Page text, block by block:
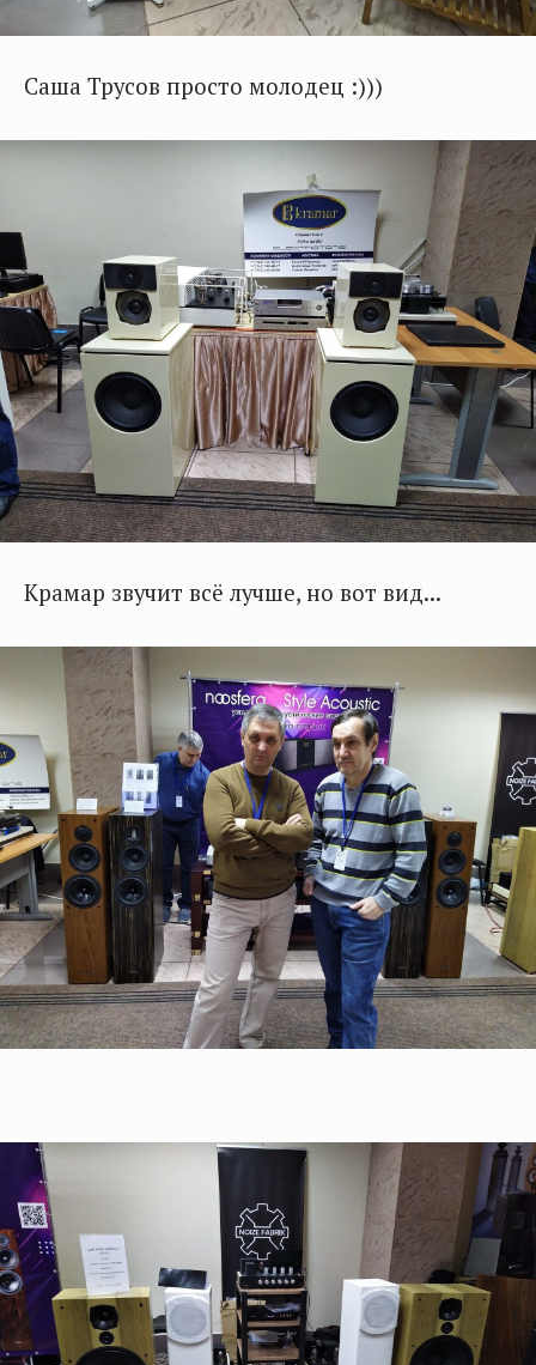
Саша Трусов просто молодец :)))
Крамар звучит всё лучше, но вот вид...